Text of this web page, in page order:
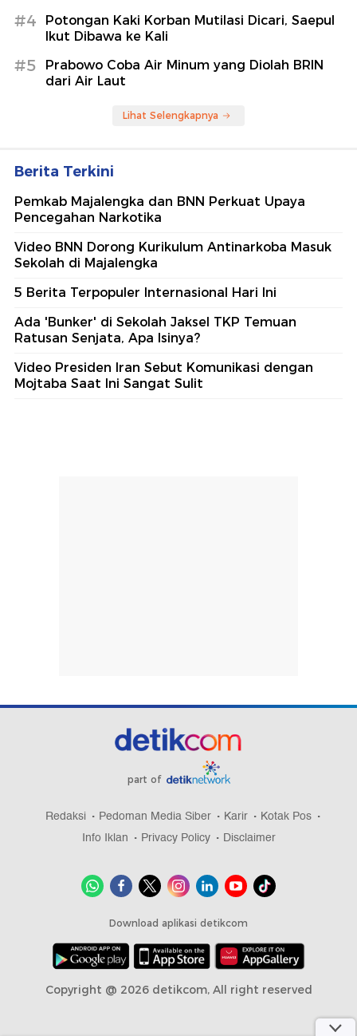
#4
Potongan Kaki Korban Mutilasi Dicari, Saepul
Ikut Dibawa ke Kali
#5
Prabowo Coba Air Minum yang Diolah BRIN
dari Air Laut
Lihat Selengkapnya
Berita Terkini
Pemkab Majalengka dan BNN Perkuat Upaya
Pencegahan Narkotika
Video BNN Dorong Kurikulum Antinarkoba Masuk
Sekolah di Majalengka
5 Berita Terpopuler Internasional Hari Ini
Ada 'Bunker' di Sekolah Jaksel TKP Temuan
Ratusan Senjata, Apa Isinya?
Video Presiden Iran Sebut Komunikasi dengan
Mojtaba Saat Ini Sangat Sulit
part of
Redaksi Pedoman Media Siber Karir
Kotak Pos
Info Iklan
Privacy Policy Disclaimer
Download aplikasi detikcom
Copyright @ 2026 detikcom, All right reserved